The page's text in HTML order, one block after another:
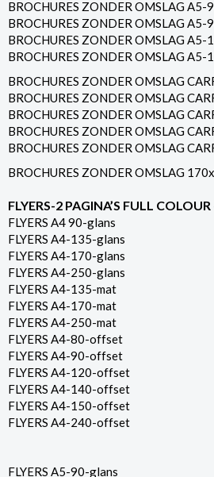
BROCHURES ZONDER OMSLAG A5-
BROCHURES ZONDER OMSLAG
BROCHURES ZONDER OMSLAG A5-
BROCHURES ZONDER OMSLAG A5-
BROCHURES ZONDER OMSLAG
BROCHURES ZONDER OMSLAG
BROCHURES ZONDER OMSLAG
BROCHURES ZONDER OMSLAG
BROCHURES ZONDER OMSLAG
BROCHURES ZONDER OMSLAG
FLYERS-2 PAGINA’S FULL
FLYERS A4 90-glans
FLYERS A4-135-glans
FLYERS A4-170-glans
FLYERS A4-250-glans
FLYERS A4-135-mat
FLYERS A4-170-mat
FLYERS A4-250-mat
FLYERS A4-80-offset
FLYERS A4-90-offset
FLYERS A4-120-offset
FLYERS A4-140-offset
FLYERS A4-150-offset
FLYERS A4-240-offset
FLYERS A5-90-glans